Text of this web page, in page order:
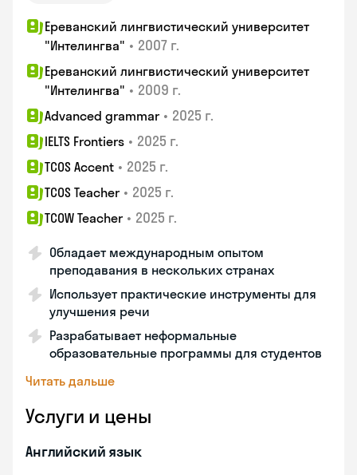
Ереванский лингвистический университет
"Интелингва" • 2007 г.
Ереванский лингвистический университет
"Интелингва" • 2009 г.
Advanced grammar • 2025 г.
IELTS Frontiers • 2025 г.
TCOS Accent • 2025 г.
TCOS Teacher • 2025 г.
TCOW Teacher • 2025 г.
Обладает международным опытом
преподавания в нескольких странах
Использует практические инструменты для
улучшения речи
Разрабатывает неформальные
образовательные программы для студентов
Читать дальше
Услуги и цены
Английский язык